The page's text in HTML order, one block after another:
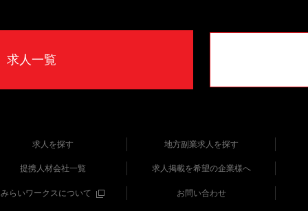
求人一覧
求人を探す 地方副業求人を探す
提携人材会社一覧 求人掲載を希望の企業様へ
みらいワークスについて お問い合わせ